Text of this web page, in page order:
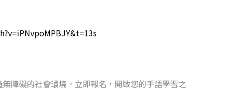
障礙的社會環境。立即報名，開啟您的手語學習之